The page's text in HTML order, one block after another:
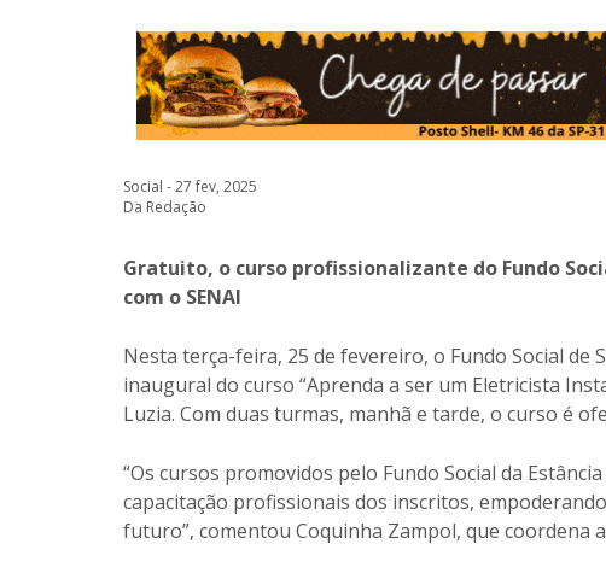
Social - 27 fev, 2025
Da Redação
Gratuito, o curso profissionalizante do Fundo
com o SENAI
Nesta terça-feira, 25 de fevereiro, o Fundo Social de
inaugural do curso “Aprenda a ser um Eletricista
Luzia. Com duas turmas, manhã e tarde, o curso é
“Os cursos promovidos pelo Fundo Social da
capacitação profissionais dos inscritos,
futuro”, comentou Coquinha Zampol, que coordena